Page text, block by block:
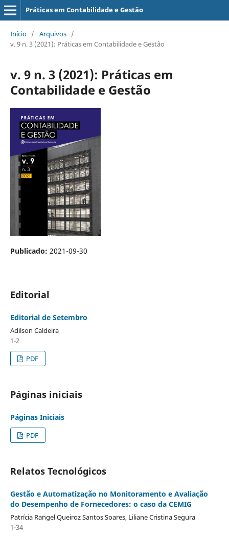
Práticas em Contabilidade e Gestão
Início / Arquivos /
v. 9 n. 3 (2021): Práticas em Contabilidade e Gestão
v. 9 n. 3 (2021): Práticas em
Contabilidade e Gestão
Publicado: 2021-09-30
Editorial
Editorial de Setembro
Adilson Caldeira
1-2
PDF
Páginas iniciais
Páginas Iniciais
PDF
Relatos Tecnológicos
Gestão e Automatização no Monitoramento e Avaliação
do Desempenho de Fornecedores: o caso da CEMIG
Patrícia Rangel Queiroz Santos Soares, Liliane Cristina Segura
1-34